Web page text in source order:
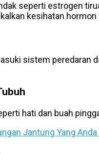
seperti estrogen
kesihatan hormon
sistem peredaran
hati dan buah
Jantung Yang